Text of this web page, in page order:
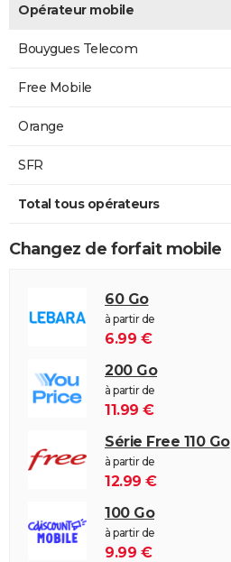
Opérateur mobile
Bouygues Telecom
Free Mobile
Orange
SFR
Total tous opérateurs
Changez de forfait mobile
60 Go
à partir de
6.99 €
200 Go
à partir de
11.99 €
Série Free 110 Go
à partir de
12.99 €
100 Go
à partir de
9.99 €